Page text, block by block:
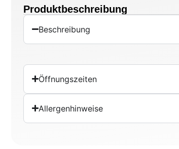
Produktbeschreibung
Beschreibung
Öffnungszeiten
Allergenhinweise